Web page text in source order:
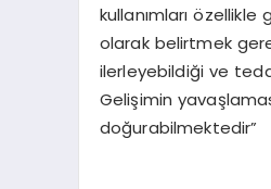
kullanımları
olarak belirtmek
ilerleyebildiği ve
Gelişimin
doğurabilmektedir”